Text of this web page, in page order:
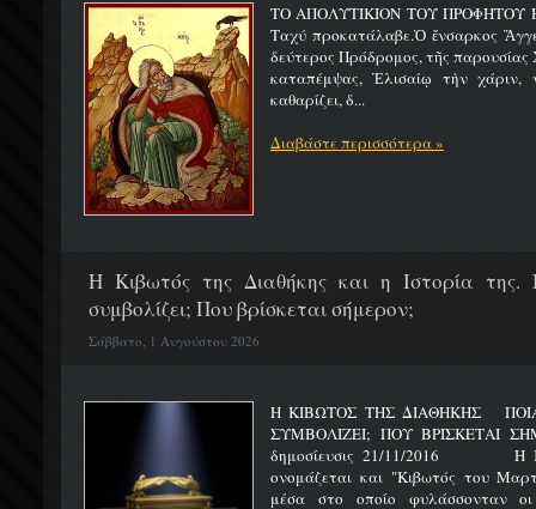
ΤΟ ΑΠΟΛΥΤΙΚΙΟΝ ΤΟΥ ΠΡΟΦΗΤΟΥ
Ταχύ προκατάλαβε.Ὁ ἔνσαρκος
δεύτερος Πρόδρομος, τῆς παρουσίας
καταπέμψας, Ἐλισαίῳ τὴν χάριν,
καθαρίζει, δ...
Διαβάστε περισσότερα »
H Κιβωτός της Διαθήκης και η Ιστορία της.
συμβολίζει; Που βρίσκεται σήμερον;
Σάββατο, 1 Αυγούστου 2026
Η ΚΙΒΩΤΟΣ ΤΗΣ ΔΙΑΘΗΚΗΣ
ΣΥΜΒΟΛΙΖΕΙ; ΠΟΥ
δημοσίευσις 21/11/2016 Η
ονομάζεται και "Κιβωτός του
μέσα στο οποίο φυλάσσονταν